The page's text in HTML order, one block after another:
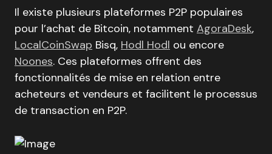
Il existe plusieurs plateformes P2P populaires
pour l’achat de Bitcoin, notamment AgoraDesk,
LocalCoinSwap Bisq, Hodl Hodl ou encore
Noones. Ces plateformes offrent des
fonctionnalités de mise en relation entre
acheteurs et vendeurs et facilitent le processus
de transaction en P2P.